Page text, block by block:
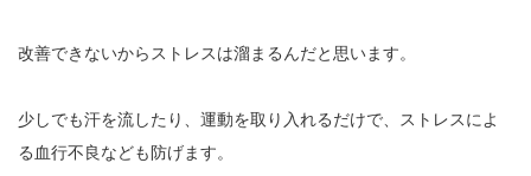
改善できないからストレスは溜まるんだと思います。
少しでも汗を流したり、運動を取り入れるだけで、ストレスによ
る血行不良なども防げます。